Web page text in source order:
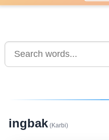
ingbak (Karbi)